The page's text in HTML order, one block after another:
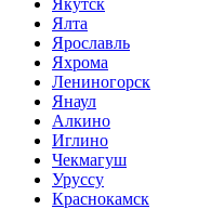
Ялта
Ярославль
Яхрома
Лениногорск
Янаул
Алкино
Иглино
Чекмагуш
Уруссу
Краснокамск